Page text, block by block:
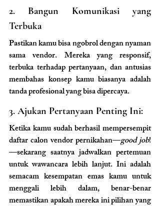
2. Bangun Komunikasi yang
Terbuka
Pastikan kamu bisa ngobrol dengan nyaman
sama vendor. Mereka yang responsif,
terbuka terhadap pertanyaan, dan antusias
membahas konsep kamu biasanya adalah
tanda profesional yang bisa dipercaya.
3. Ajukan Pertanyaan Penting Ini:
Ketika kamu sudah berhasil mempersempit
daftar calon vendor pernikahan—good job!
—sekarang saatnya jadwalkan pertemuan
untuk wawancara lebih lanjut. Ini adalah
semacam kesempatan emas kamu untuk
menggali lebih dalam, benar-benar
memastikan apakah mereka ini pilihan yang